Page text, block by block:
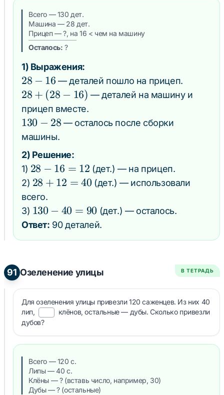
Всего — 130 дет.
Машина — 28 дет.
Прицеп — ?, на 16 < чем на машину
Осталось: ?
1) Выражения:
28
-
16
28 − 16 — деталей пошло на прицеп.
28
+
(28
-
28 + (28 − 16) — деталей на машину и
прицеп вместе.
130
-
28
130 − 28 — осталось после сборки
машины.
2) Решение:
1) 28
-
16
=
12
28 − 16 = 12 (дет.) — на прицеп.
2) 28
+
12
=
28 + 12 = 40(дет.) — использовали
всего.
3) 130
-
130 − 40 = 90 (дет.) — осталось.
Ответ: 90 деталей.
91 Озеленение улицы
Для озеленения улицы привезли 120 саженцев. Из них 40
лип,
клёнов, остальные — дубы. Сколько привезли
дубов?
В ТЕТРАДЬ
Всего — 120 с.
Липы — 40 с.
Клёны — ? (вставь число, например, 30)
Дубы — ? (остальные)